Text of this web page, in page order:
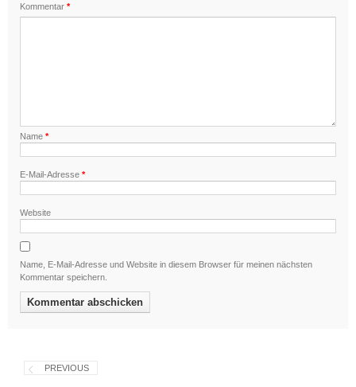
Kommentar *
Name *
E-Mail-Adresse *
Website
Name, E-Mail-Adresse und Website in diesem Browser für meinen nächsten
Kommentar speichern.
PREVIOUS